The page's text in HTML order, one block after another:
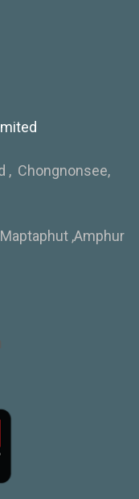
, Chongnonsee,
,Amphur